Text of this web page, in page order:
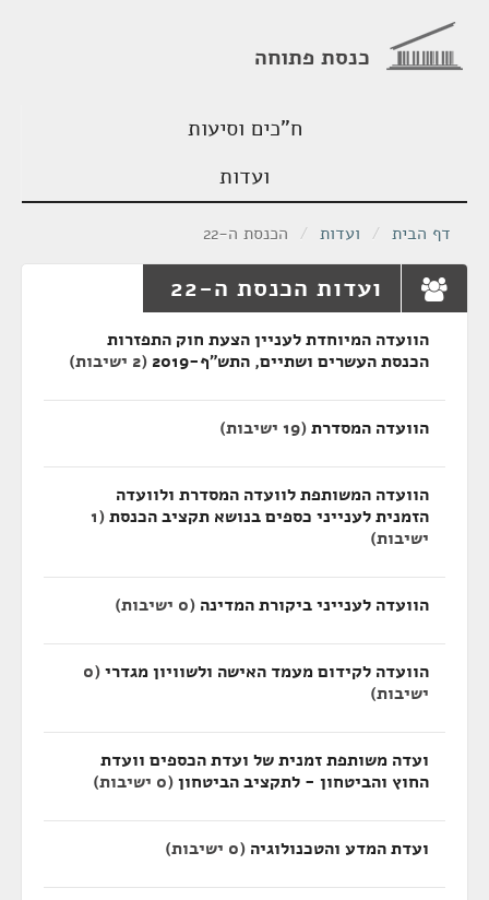
כנסת פתוחה
ח"כים וסיעות
ועדות
דף הבית / ועדות / הכנסת ה-22
ועדות הכנסת ה-22
הוועדה המיוחדת לעניין הצעת חוק התפזרות
הכנסת העשרים ושתיים, התש"ף-2019
(2 ישיבות)
הוועדה המסדרת(19 ישיבות)
הוועדה המשותפת לוועדה המסדרת ולוועדה
הזמנית לענייני כספים בנושא תקציב הכנסת (1
ישיבות)
הוועדה לענייני ביקורת המדינה (0 ישיבות)
הוועדה לקידום מעמד האישה ולשוויון מגדרי (0
ישיבות)
ועדה משותפת זמנית של ועדת הכספים וועדת
החוץ והביטחון - לתקציב הביטחון(0 ישיבות)
ועדת המדע והטכנולוגיה (0 ישיבות)